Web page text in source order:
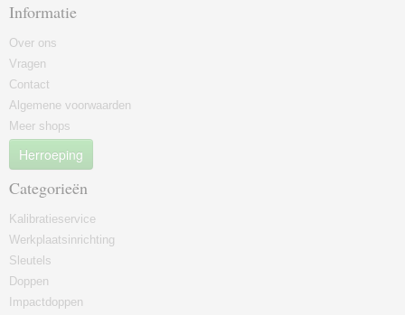
Informatie
Over ons
Vragen
Contact
Algemene voorwaarden
Meer shops
Herroeping
Categorieën
Kalibratieservice
Werkplaatsinrichting
Sleutels
Doppen
Impactdoppen